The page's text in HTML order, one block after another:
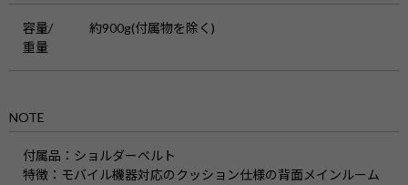
容量/
重量
約900g(付属物を除く)
NOTE
付属品 ：ショルダーベルト
特徴 ：モバイル機器対応のクッション仕様の背面メインルーム